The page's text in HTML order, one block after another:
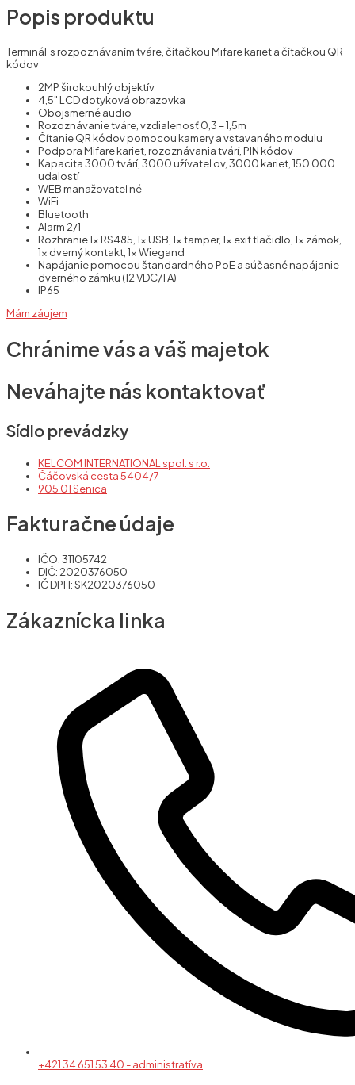
Popis produktu
Terminál s rozpoznávaním tváre, čítačkou Mifare kariet a čítačkou QR
kódov
2MP širokouhlý objektív
4,5" LCD dotyková obrazovka
Obojsmerné audio
Rozoznávanie tváre, vzdialenosť 0,3 – 1,5m
Čítanie QR kódov pomocou kamery a vstavaného modulu
Podpora Mifare kariet, rozoznávania tvárí, PIN kódov
Kapacita 3000 tvárí, 3000 užívateľov, 3000 kariet, 150 000
udalostí
WEB manažovateľné
WiFi
Bluetooth
Alarm 2/1
Rozhranie 1x RS485, 1x USB, 1x tamper, 1x exit tlačidlo, 1x zámok,
1x dverný kontakt, 1x Wiegand
Napájanie pomocou štandardného PoE a súčasné napájanie
dverného zámku (12 VDC/1 A)
IP65
Mám záujem
Chránime vás a váš majetok
Neváhajte nás kontaktovať
Sídlo prevádzky
KELCOM INTERNATIONAL spol. s r.o.
Čáčovská cesta 5404/7
905 01 Senica
Fakturačne údaje
IČO: 31105742
DIČ: 2020376050
IČ DPH: SK2020376050
Zákaznícka linka
+421 34 651 53 40 - administratíva